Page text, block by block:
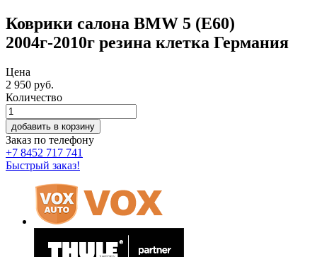
Коврики салона BMW 5 (E60)
2004г-2010г резина клетка Германия
Цена
2 950 руб.
Количество
добавить в корзину
Заказ по телефону
+7 8452 717 741
Быстрый заказ!